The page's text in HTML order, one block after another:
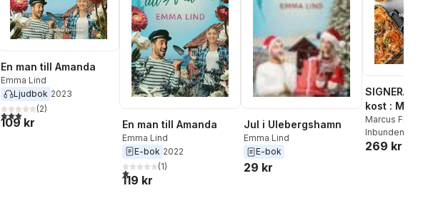
En man till Amanda
Emma Lind
Ljudbok 2023
3,0utav 5 stjärnor. Totalt antal röster:
(2)
109 kr En man till Amanda
Emma Lind
E-bok 2022
1,0utav 5 stjärnor. Totalt antal röster:
(1)
119 kr
Jul i Ulebergshamn
Emma Lind
E-bok
29 kr
SIGNERAD -
kost :
matlådor
Marcus Frank
Inbunden
269 kr